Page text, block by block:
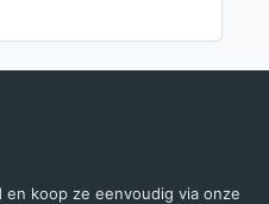
en koop ze eenvoudig via onze